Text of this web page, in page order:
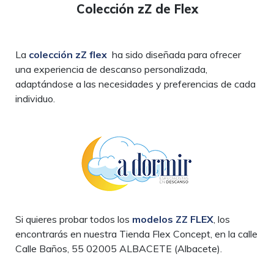
Colchones Articulados
Packs Articulados
Colección zZ de Flex
La colección zZ flex ha sido diseñada para ofrecer
una experiencia de descanso personalizada,
adaptándose a las necesidades y preferencias de cada
individuo.
Si quieres probar todos los modelos ZZ FLEX , los
encontrarás en nuestra Tienda Flex Concept, en la calle
Calle Baños, 55 02005 ALBACETE (Albacete).